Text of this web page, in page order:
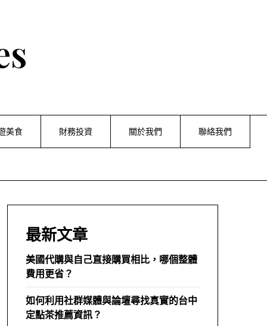
美食 財務投資 關於我們 聯絡我們
最新文章
美國代購與自己直接購買相比，哪個整體
費用更省？
如何利用社群媒體與論壇尋找真實的台中
定點茶推薦資訊？